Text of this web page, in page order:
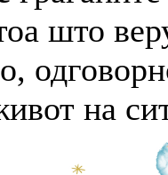
што
на